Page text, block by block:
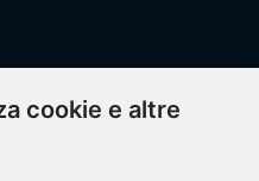
cookie e altre